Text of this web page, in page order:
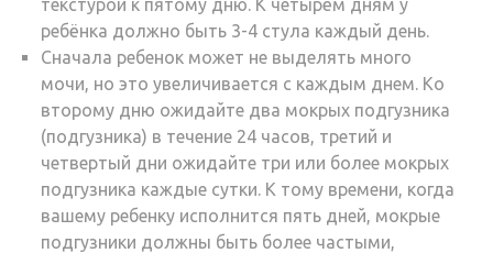
текстурой к пятому дню. К четырём дням у
ребёнка должно быть 3-4 стула каждый день.
Сначала ребенок может не выделять много
мочи, но это увеличивается с каждым днем. Ко
второму дню ожидайте два мокрых подгузника
(подгузника) в течение 24 часов, третий и
четвертый дни ожидайте три или более мокрых
подгузника каждые сутки. К тому времени, когда
вашему ребенку исполнится пять дней, мокрые
подгузники должны быть более частыми,